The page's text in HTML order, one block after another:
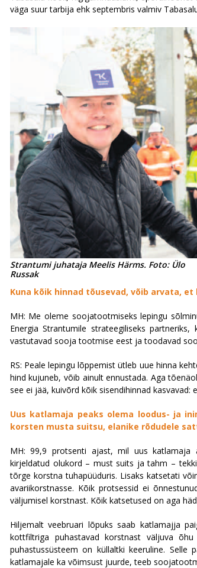
väga suur tarbija ehk septembris valmiv
Strantumi juhataja Meelis Härms. Foto: Ülo
Russak
Kuna kõik hinnad tõusevad, võib arvata,
MH: Me oleme soojatootmiseks lepingu
Energia Strantumile strateegiliseks
vastutavad sooja tootmise eest ja toodavad
RS: Peale lepingu lõppemist ütleb uue hinna
hind kujuneb, võib ainult ennustada. Aga
see ei jää, kuivõrd kõik sisendihinnad
Uus katlamaja peaks olema loodus- ja
korsten musta suitsu, elanike rõdudele
MH: 99,9 protsenti ajast, mil uus katlamaja
kirjeldatud olukord – must suits ja tahm –
tõrge korstna tuhapüüduris. Lisaks katsetati
avariikorstnasse. Kõik protsessid ei
väljumisel korstnast. Kõik katsetused on aga
Hiljemalt veebruari lõpuks saab katlamajja
kottfiltriga puhastavad korstnast väljuva
puhastussüsteem on küllaltki keeruline. Selle
katlamajale ka võimsust juurde, teeb